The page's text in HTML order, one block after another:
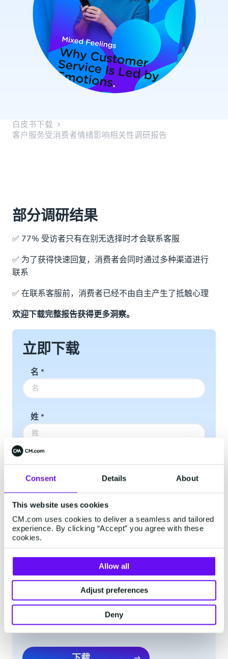
Consent Details About
This website uses cookies
CM.com uses cookies to deliver a seamless and tailored
experience. By clicking “Accept” you agree with these
cookies.
Allow all
Adjust preferences
Deny
白皮书下载
客户服务受消费者情绪影响相关性调研报告
部分调研结果
✅ 77% 受访者只有在别无选择时才会联系客服
✅ 为了获得快速回复，消费者会同时通过多种渠道进行
联系
✅ 在联系客服前，消费者已经不由自主产生了抵触心理
欢迎下载完整报告获得更多洞察。
立即下载
名 *
姓*
公司名称*
邮箱*
电话号码*
隐私政策
我同意订阅电子月刊